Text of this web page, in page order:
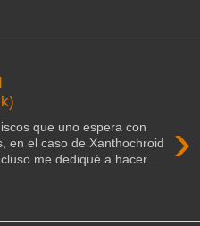
›
que uno espera con
en el caso de Xanthochroid
me dediqué a hacer...